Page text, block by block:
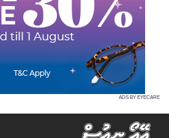
ADS BY EYECARE